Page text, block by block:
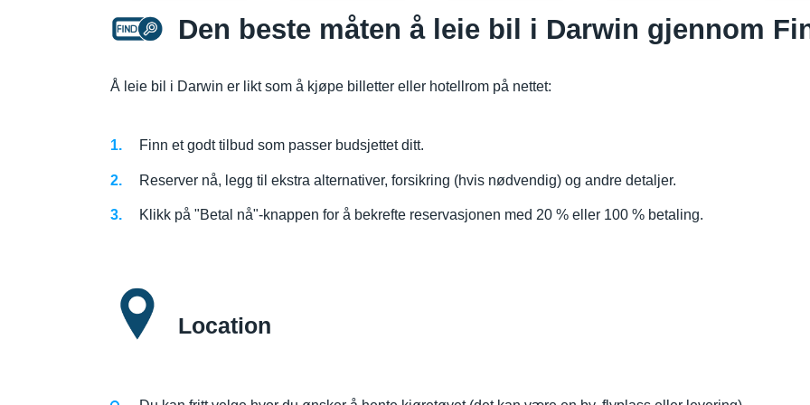
Den beste måten å leie bil i Darwin gjennom
Å leie bil i Darwin er likt som å kjøpe billetter eller hotellrom på nettet:
Finn et godt tilbud som passer budsjettet ditt.
Reserver nå, legg til ekstra alternativer, forsikring (hvis nødvendig) og andre detaljer.
Klikk på "Betal nå"-knappen for å bekrefte reservasjonen med 20 % eller 100 % betaling.
Location